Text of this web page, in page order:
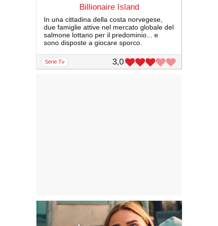
Billionaire Island
In una cittadina della costa norvegese,
due famiglie attive nel mercato globale del
salmone lottano per il predominio... e
sono disposte a giocare sporco.
serie Tv 3,0